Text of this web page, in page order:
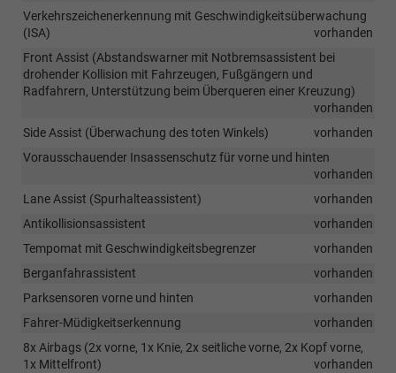
Verkehrszeichenerkennung mit Geschwindigkeitsüberwachung
(ISA)
vorhanden
Front Assist (Abstandswarner mit Notbremsassistent bei
drohender Kollision mit Fahrzeugen, Fußgängern und
Radfahrern, Unterstützung beim Überqueren einer Kreuzung)
vorhanden
Side Assist (Überwachung des toten Winkels)
vorhanden
Vorausschauender Insassenschutz für vorne und hinten
vorhanden
Lane Assist (Spurhalteassistent)
vorhanden
Antikollisionsassistent
vorhanden
Tempomat mit Geschwindigkeitsbegrenzer
vorhanden
Berganfahrassistent
vorhanden
Parksensoren vorne und hinten
vorhanden
Fahrer-Müdigkeitserkennung
vorhanden
8x Airbags (2x vorne, 1x Knie, 2x seitliche vorne, 2x Kopf vorne,
1x Mittelfront)
vorhanden